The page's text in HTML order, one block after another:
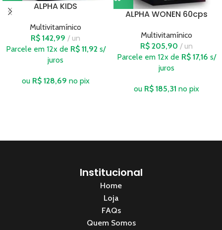
ALPHA KIDS
Multivitamínico
R$ 142,99
un
Parcele em 12x de R$11,92 s/
juros
ou R$128,69 no pix
ALPHA WONEN 60cps
Multivitamínico
R$ 205,90
un
Parcele em 12x de R$ 17,16 s/
juros
ou R$ 185,31 no pix
Institucional
Home
Loja
FAQs
Quem Somos